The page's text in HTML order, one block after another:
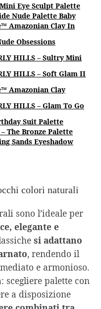
Eye Sculpt Palette
Nude Palette Baby
Amazonian Clay In
Obsessions
HILLS – Sultry Mini
HILLS – Soft Glam II
Amazonian Clay
HILLS – Glam To Go
Suit Palette
– The Bronze Palette
Sands Eyeshadow
colori naturali
sono l’ideale per
elegante e
si adattano
, rendendo il
e armonioso.
scegliere palette con
a disposizione